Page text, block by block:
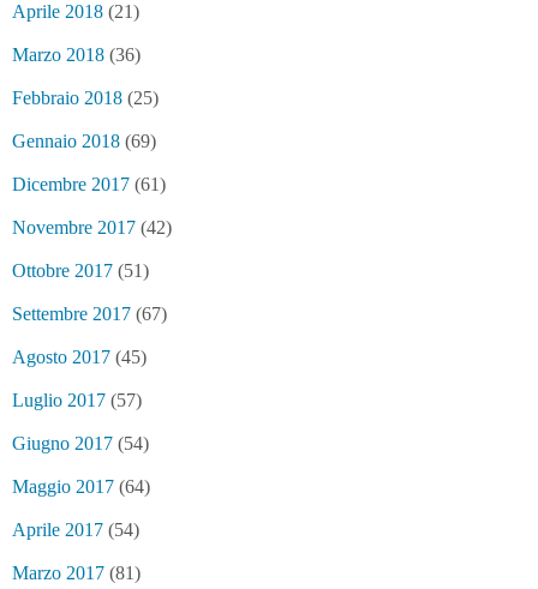
Aprile 2018 (21)
Marzo 2018 (36)
Febbraio 2018 (25)
Gennaio 2018 (69)
Dicembre 2017 (61)
Novembre 2017 (42)
Ottobre 2017 (51)
Settembre 2017 (67)
Agosto 2017 (45)
Luglio 2017 (57)
Giugno 2017 (54)
Maggio 2017 (64)
Aprile 2017 (54)
Marzo 2017 (81)